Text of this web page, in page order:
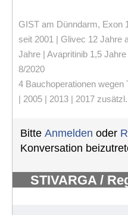
GIST am Dünndarm, Exon
seit 2001 | Glivec 12 Jahre
Jahre | Avapritinib 1,5
8/2020
4 Bauchoperationen wegen
| 2005 | 2013 | 2017
Bitte Anmelden oder
Konversation
STIVARGA /